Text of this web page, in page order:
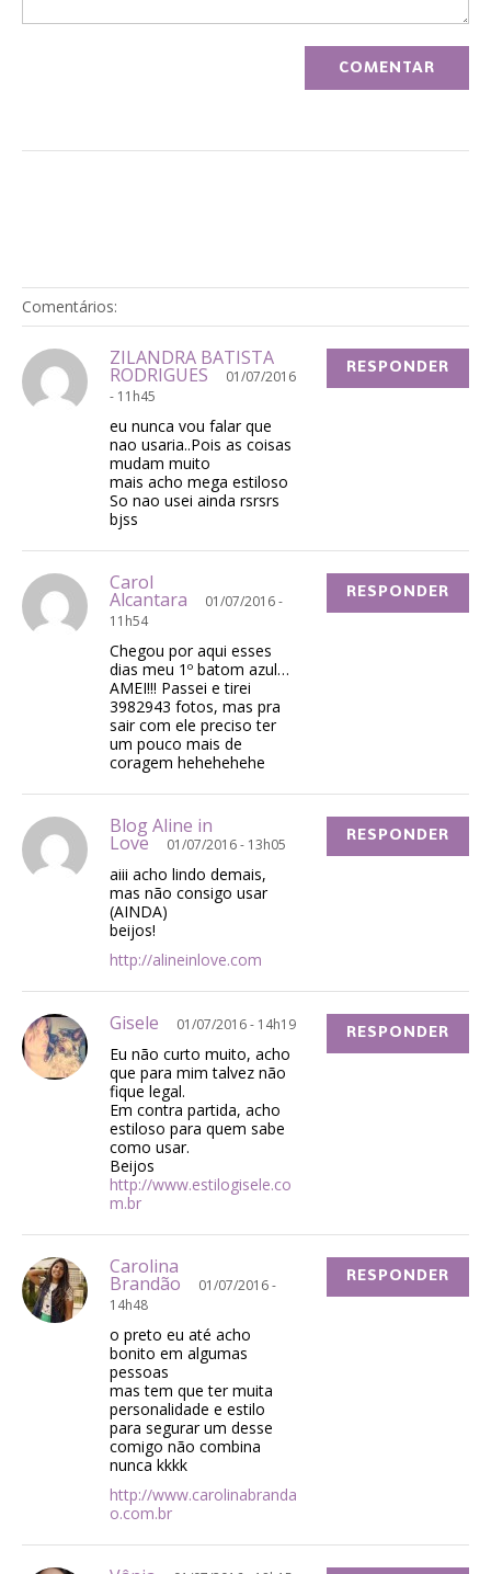
Comentários:
ZILANDRA BATISTA
RODRIGUES
01/07/2016
- 11h45
eu nunca vou falar que
nao usaria..Pois as coisas
mudam muito
mais acho mega estiloso
So nao usei ainda rsrsrs
bjss
RESPONDER
Carol
Alcantara
01/07/2016 -
11h54
Chegou por aqui esses
dias meu 1º batom azul…
AMEI!!! Passei e tirei
3982943 fotos, mas pra
sair com ele preciso ter
um pouco mais de
coragem hehehehehe
RESPONDER
Blog Aline in
Love 01/07/2016 - 13h05
aiii acho lindo demais,
mas não consigo usar
(AINDA)
beijos!
http://alineinlove.com
RESPONDER
Gisele 01/07/2016 - 14h19
Eu não curto muito, acho
que para mim talvez não
fique legal.
Em contra partida, acho
estiloso para quem sabe
como usar.
Beijos
http://www.estilogisele.co
m.br
RESPONDER
Carolina
Brandão
01/07/2016 -
14h48
o preto eu até acho
bonito em algumas
pessoas
mas tem que ter muita
personalidade e estilo
para segurar um desse
comigo não combina
nunca kkkk
http://www.carolinabranda
o.com.br
RESPONDER